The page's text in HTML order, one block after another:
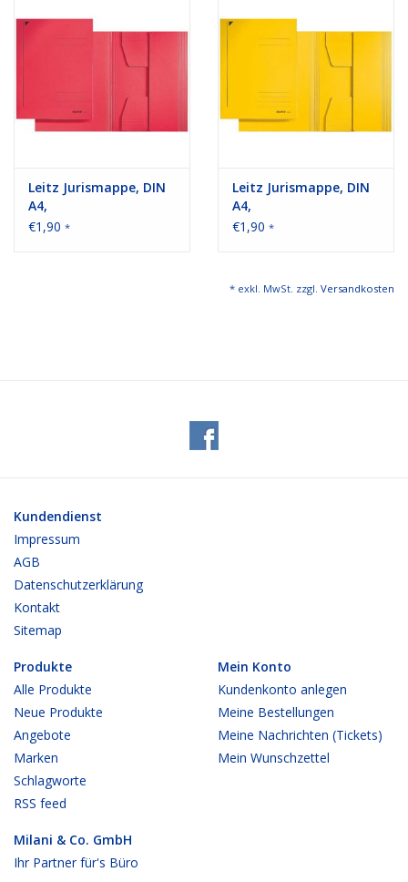
Leitz Jurismappe, DIN
A4,
€1,90 *
Leitz Jurismappe, DIN
A4,
€1,90 *
* exkl. MwSt. zzgl. Versandkosten
Kundendienst
Impressum
AGB
Datenschutzerklärung
Kontakt
Sitemap
Produkte
Alle Produkte
Neue Produkte
Angebote
Marken
Schlagworte
RSS feed
Mein Konto
Kundenkonto anlegen
Meine Bestellungen
Meine Nachrichten (Tickets)
Mein Wunschzettel
Milani & Co. GmbH
Ihr Partner für's Büro